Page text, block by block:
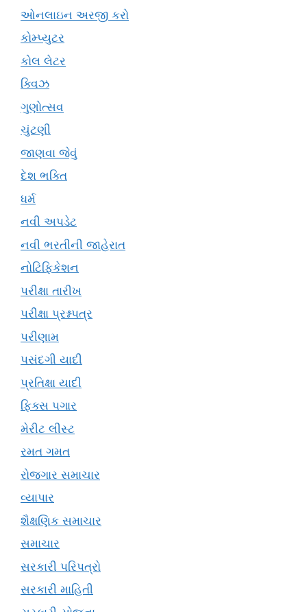
ઓનલાઇન અરજી કરો
કોમ્પ્યુટર
કોલ લેટર
ક્વિઝ
ગુણોત્સવ
ચુંટણી
જાણવા જેવું
દેશ ભક્તિ
ધર્મ
નવી અપડેટ
નવી ભરતીની જાહેરાત
નોટિફિકેશન
પરીક્ષા તારીખ
પરીક્ષા પ્રશ્નપત્ર
પરીણામ
પસંદગી યાદી
પ્રતિક્ષા યાદી
ફિક્સ પગાર
મેરીટ લીસ્ટ
રમત ગમત
રોજગાર સમાચાર
વ્યાપાર
શૈક્ષણિક સમાચાર
સમાચાર
સરકારી પરિપત્રો
સરકારી માહિતી